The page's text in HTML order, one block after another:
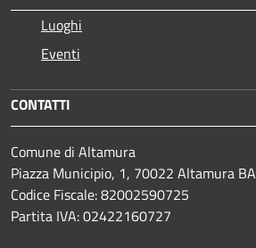
Luoghi
Eventi
CONTATTI
Comune di Altamura
Piazza Municipio, 1, 70022 Altamura BA
Codice Fiscale: 82002590725
Partita IVA: 02422160727